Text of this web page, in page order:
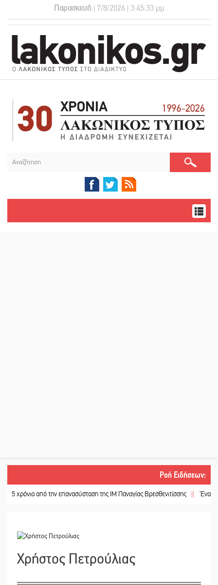
Παρασκευή | 7/8/2026 | 3:45:33 μμ
Ροή Ειδήσεων:
από την επανασύσταση της ΙΜ Παναγίας Βρεσθενιτίσσης || Ένα «ταξίδι»
Χρήστος Πετρούλιας